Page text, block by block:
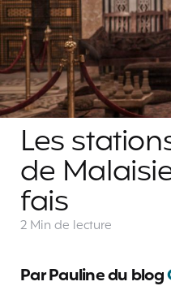
Les
de
fais
2 Min de lecture
Par Pauline du blog